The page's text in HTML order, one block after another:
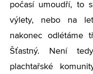
počasí umoudří, to
výlety, nebo na
nakonec odlétáme
Šťastný. Není
plachtařské